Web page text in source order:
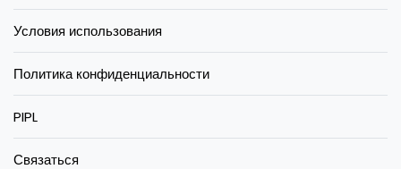
Условия использования
Политика конфиденциальности
PIPL
Связаться